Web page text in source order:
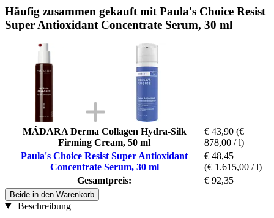
Häufig zusammen gekauft mit Paula's Choice Resist
Super Antioxidant Concentrate Serum, 30 ml
MÁDARA Derma Collagen Hydra-Silk
Firming Cream, 50 ml
€ 43,90 (€
878,00 / l)
Paula's Choice Resist Super Antioxidant
Concentrate Serum, 30 ml
€ 48,45
(€ 1.615,00 / l)
Gesamtpreis:
€ 92,35
Beide in den Warenkorb
Beschreibung